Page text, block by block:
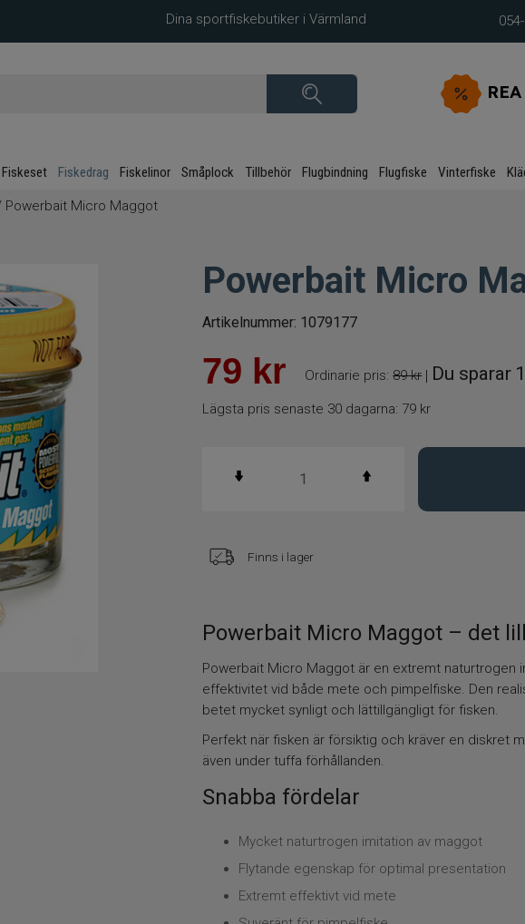
Dina sportfiskebutiker i Värmland
REA
Fiskeset Fiskedrag Fiskelinor Småplock Tillbehör Flugbindning Flugfiske Vinterfiske
Powerbait Micro Maggot
Powerbait Micro
Artikelnummer: 1079177
79 kr Ordinarie pris: 89 kr| Du sparar
Lägsta pris senaste 30 dagarna: 79 kr
Finns i lager
Powerbait Micro Maggot – det
Powerbait Micro Maggot är en extremt naturtrogen
effektivitet vid både mete och pimpelfiske. Den
betet mycket synligt och lättillgängligt för fisken.
Perfekt när fisken är försiktig och kräver en diskret
även under tuffa förhållanden.
Snabba fördelar
Mycket naturtrogen imitation av maggot
Flytande egenskap för optimal presentation
Extremt effektivt vid mete